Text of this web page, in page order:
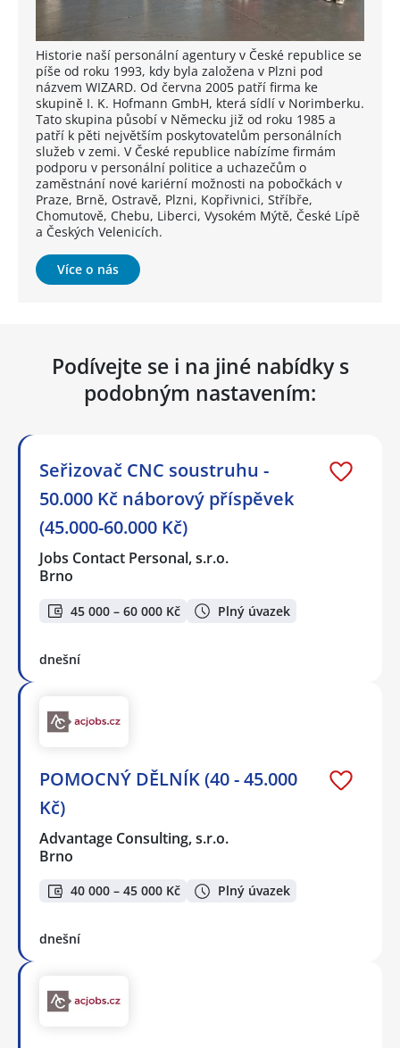
Historie naší personální agentury v České republice se
píše od roku 1993, kdy byla založena v Plzni pod
názvem WIZARD. Od června 2005 patří firma ke
skupině I. K. Hofmann GmbH, která sídlí v Norimberku.
Tato skupina působí v Německu již od roku 1985 a
patří k pěti největším poskytovatelům personálních
služeb v zemi. V České republice nabízíme firmám
podporu v personální politice a uchazečům o
zaměstnání nové kariérní možnosti na pobočkách v
Praze, Brně, Ostravě, Plzni, Kopřivnici, Stříbře,
Chomutově, Chebu, Liberci, Vysokém Mýtě, České Lípě
a Českých Velenicích.
Více o nás
Podívejte se i na jiné nabídky s
podobným nastavením:
Seřizovač CNC soustruhu -
50.000 Kč náborový příspěvek
(45.000-60.000 Kč)
Jobs Contact Personal, s.r.o.
Brno
45 000 – 60 000 Kč Plný úvazek
dnešní
POMOCNÝ DĚLNÍK (40 - 45.000
Kč)
Advantage Consulting, s.r.o.
Brno
40 000 – 45 000 Kč Plný úvazek
dnešní